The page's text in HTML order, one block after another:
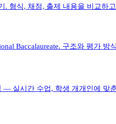
. 형식, 채점, 출제 내용을 비교하
Baccalaureate. 구조와 평가
— 실시간 수업, 학생 개개인에 맞